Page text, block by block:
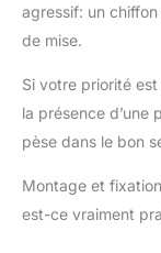
agressif: un
de mise.
Si votre priorité
la présence d’une
pèse dans le bon
Montage et
est-ce vraiment